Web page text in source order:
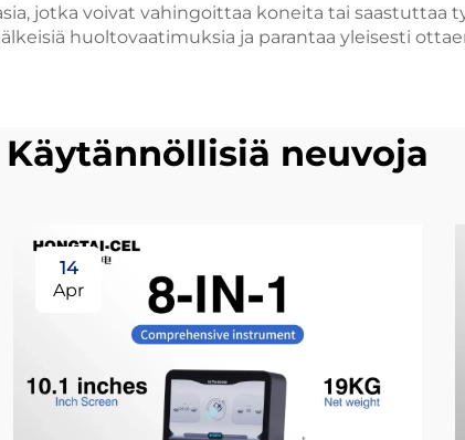
jotka voivat vahingoittaa koneita tai saastuttaa
huoltovaatimuksia ja parantaa yleisesti
Käytännöllisiä neuvoja
14
Apr